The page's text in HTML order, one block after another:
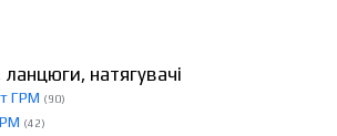
ланцюги, натягувачі
ГРМ (90)
(42)